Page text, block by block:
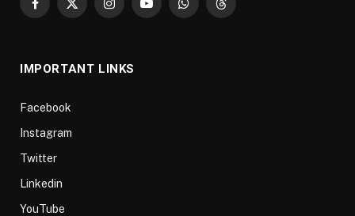
Facebook
X
InstagramYouTubeWhatsAppThreads
IMPORTANT LINKS
Facebook
Instagram
Twitter
Linkedin
YouTube